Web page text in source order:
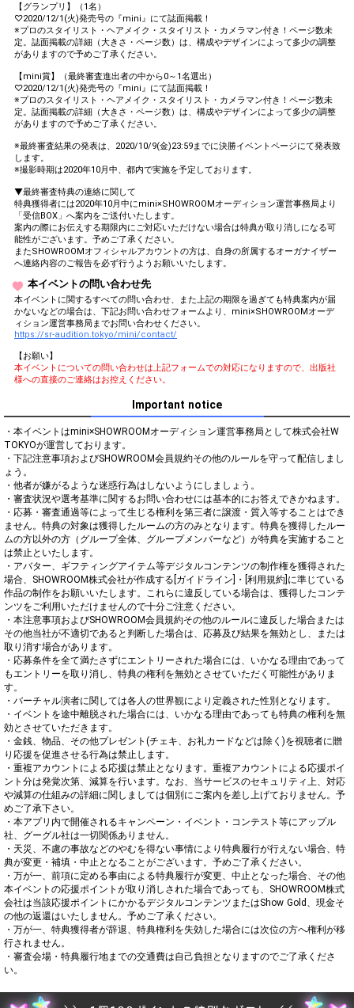
【グランプリ】（1名）
♡2020/12/1(火)発売号の『mini』にて誌面掲載！
※プロのスタイリスト・ヘアメイク・スタイリスト・カメラマン付き！ページ数未
定。誌面掲載の詳細（大きさ・ページ数）は、構成やデザインによって多少の調整
がありますので予めご了承ください。
【mini賞】（最終審査進出者の中から0～1名選出）
♡2020/12/1(火)発売号の『mini』にて誌面掲載！
※プロのスタイリスト・ヘアメイク・スタイリスト・カメラマン付き！ページ数未
定。誌面掲載の詳細（大きさ・ページ数）は、構成やデザインによって多少の調整
がありますので予めご了承ください。
※最終審査結果の発表は、2020/10/9(金)23:59までに決勝イベントページにて発表致
します。
※撮影時期は2020年10月中、都内で実施を予定しております。
▼最終審査特典の連絡に関して
特典獲得者には2020年10月中にmini×SHOWROOMオーディション運営事務局より
「受信BOX」へ案内をご送付いたします。
案内の際にお伝えする期限内にご対応いただけない場合は特典が取り消しになる可
能性がございます。予めご了承ください。
またSHOWROOMオフィシャルアカウントの方は、自身の所属するオーガナイザー
へ連絡内容のご報告を必ず行うようお願いいたします。
本イベントの問い合わせ先
本イベントに関するすべての問い合わせ、また上記の期限を過ぎても特典案内が届
かないなどの場合は、下記お問い合わせフォームより、mini×SHOWROOMオーデ
ィション運営事務局までお問い合わせください。
https://sr-audition.tokyo/mini/contact/
【お願い】
本イベントについての問い合わせは上記フォームでの対応になりますので、出版社
様への直接のご連絡はお控えください。
Important notice
・本イベントはmini×SHOWROOMオーディション運営事務局として株式会社W
TOKYOが運営しております。
・下記注意事項およびSHOWROOM会員規約その他のルールを守って配信しまし
ょう。
・他者が嫌がるような迷惑行為はしないようにしましょう。
・審査状況や選考基準に関するお問い合わせには基本的にお答えできかねます。
・応募・審査通過等によって生じる権利を第三者に譲渡・質入等することはでき
ません。特典の対象は獲得したルームの方のみとなります。特典を獲得したルー
ムの方以外の方（グループ全体、グループメンバーなど）が特典を実施すること
は禁止といたします。
・アバター、ギフティングアイテム等デジタルコンテンツの制作権を獲得された
場合、SHOWROOM株式会社が作成する[ガイドライン]・[利用規約]に準じている
作品の制作をお願いいたします。これらに違反している場合は、獲得したコンテ
ンツをご利用いただけませんので十分ご注意ください。
・本注意事項およびSHOWROOM会員規約その他のルールに違反した場合または
その他当社が不適切であると判断した場合は、応募及び結果を無効とし、または
取り消す場合があります。
・応募条件を全て満たさずにエントリーされた場合には、いかなる理由であって
もエントリーを取り消し、特典の権利を無効とさせていただく可能性がありま
す。
・バーチャル演者に関しては各人の世界観により定義された性別となります。
・イベントを途中離脱された場合には、いかなる理由であっても特典の権利を無
効とさせていただきます。
・金銭、物品、その他プレゼント(チェキ、お礼カードなどは除く)を視聴者に贈
り応援を促進させる行為は禁止します。
・重複アカウントによる応援は禁止となります。重複アカウントによる応援ポイ
ント分は発覚次第、減算を行います。なお、当サービスのセキュリティ上、対応
や減算の仕組みの詳細に関しましては個別にご案内を差し上げておりません。予
めご了承下さい。
・本アプリ内で開催されるキャンペーン・イベント・コンテスト等にアップル
社、グーグル社は一切関係ありません。
・天災、不慮の事故などのやむを得ない事情により特典履行が行えない場合、特
典が変更・補填・中止となることがございます。予めご了承ください。
・万が一、前項に定める事由による特典履行が変更、中止となった場合、その他
本イベントの応援ポイントが取り消しされた場合であっても、SHOWROOM株式
会社は当該応援ポイントにかかるデジタルコンテンツまたはShow Gold、現金そ
の他の返還はいたしません。予めご了承ください。
・万が一、特典獲得者が辞退、特典権利を失効した場合には次位の方へ権利が移
行されません。
・審査会場・特典履行地までの交通費は自己負担となりますのでご了承くださ
い。